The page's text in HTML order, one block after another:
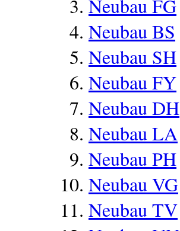
Neubau FG
Neubau BS
Neubau SH
Neubau FY
Neubau DH
Neubau LA
Neubau PH
Neubau VG
Neubau TV